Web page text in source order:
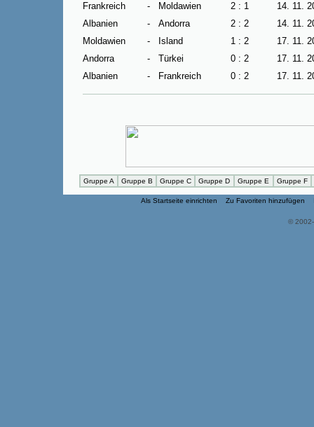
Frankreich
- Moldawien 2 : 1
14. 11.
Albanien
- Andorra 2 : 2
14. 11.
Moldawien
- Island 1 : 2
17. 11.
Andorra
- Türkei 0 : 2
17. 11.
Albanien
- Frankreich 0 : 2 17. 11.
Gruppe A Gruppe B Gruppe C Gruppe D Gruppe E Gruppe F
Als Startseite einrichten Zu Favoriten hinzufügen
©